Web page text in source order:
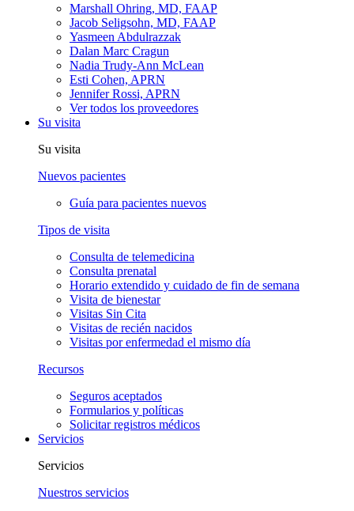
Marshall Ohring, MD, FAAP
Jacob Seligsohn, MD, FAAP
Yasmeen Abdulrazzak
Dalan Marc Cragun
Nadia Trudy-Ann McLean
Esti Cohen, APRN
Jennifer Rossi, APRN
Ver todos los proveedores
Su visita
Su visita
Nuevos pacientes
Guía para pacientes nuevos
Tipos de visita
Consulta de telemedicina
Consulta prenatal
Horario extendido y cuidado de fin de semana
Visita de bienestar
Visitas Sin Cita
Visitas de recién nacidos
Visitas por enfermedad el mismo día
Recursos
Seguros aceptados
Formularios y políticas
Solicitar registros médicos
Servicios
Servicios
Nuestros servicios